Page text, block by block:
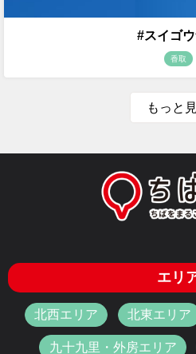
#スイゴ
香取
もっと
エリ
北西エリア 北東エリア
九十九里・外房エリア